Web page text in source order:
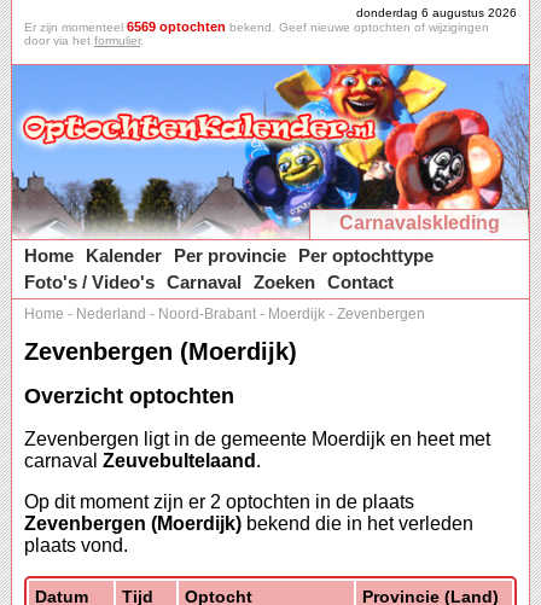
donderdag 6 augustus 2026
Er zijn momenteel 6569 optochten bekend. Geef nieuwe optochten of wijzigingen
door via het formulier.
Carnavalskleding
Home
Kalender Per provincie
Per optochttype
Foto's / Video's Carnaval Zoeken Contact
Home - Nederland - Noord-Brabant - Moerdijk - Zevenbergen
Zevenbergen (Moerdijk)
Overzicht optochten
Zevenbergen ligt in de gemeente Moerdijk en heet met
carnaval Zeuvebultelaand .
Op dit moment zijn er 2 optochten in de plaats
Zevenbergen (Moerdijk) bekend die in het verleden
plaats vond.
Datum Tijd Optocht Provincie (Land)